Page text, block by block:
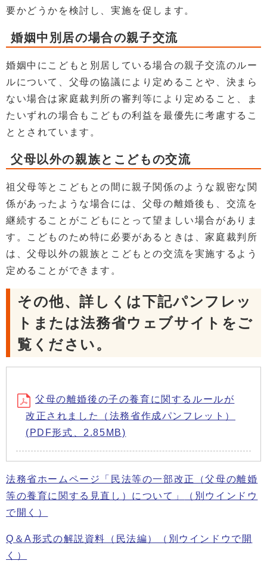
要かどうかを検討し、実施を促します。
婚姻中別居の場合の親子交流
婚姻中にこどもと別居している場合の親子交流のルー
ルについて、父母の協議により定めることや、決まら
ない場合は家庭裁判所の審判等により定めること、ま
たいずれの場合もこどもの利益を最優先に考慮するこ
ととされています。
父母以外の親族とこどもの交流
祖父母等とこどもとの間に親子関係のような親密な関
係があったような場合には、父母の離婚後も、交流を
継続することがこどもにとって望ましい場合がありま
す。こどものため特に必要があるときは、家庭裁判所
は、父母以外の親族とこどもとの交流を実施するよう
定めることができます。
その他、詳しくは下記パンフレッ
トまたは法務省ウェブサイトをご
覧ください。
父母の離婚後の子の養育に関するルールが
改正されました（法務省作成パンフレット）
(PDF形式、2.85MB)
法務省ホームページ「民法等の一部改正（父母の離婚
等の養育に関する見直し）について」
（別ウインドウ
で開く）
Q＆A形式の解説資料（民法編）
（別ウインドウで開
く）